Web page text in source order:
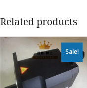
Related products
Sale!